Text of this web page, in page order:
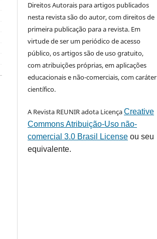
Direitos Autorais para artigos publicados
nesta revista são do autor, com direitos de
primeira publicação para a revista. Em
virtude de ser um periódico de acesso
público, os artigos são de uso gratuito,
com atribuições próprias, em aplicações
educacionais e não-comerciais, com caráter
científico.
A Revista REUNIR adota LicençaCreative
Commons Atribuição-Uso não-
comercial 3.0 Brasil License ou seu
equivalente.